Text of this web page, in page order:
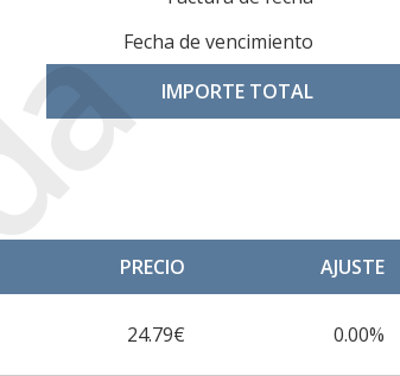
Fecha de vencimiento
IMPORTE TOTAL
PRECIO AJUSTE
24.79€ 0.00%